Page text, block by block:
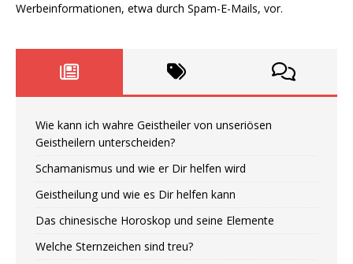
Werbeinformationen, etwa durch Spam-E-Mails, vor.
Wie kann ich wahre Geistheiler von unseriösen
Geistheilern unterscheiden?
Schamanismus und wie er Dir helfen wird
Geistheilung und wie es Dir helfen kann
Das chinesische Horoskop und seine Elemente
Welche Sternzeichen sind treu?